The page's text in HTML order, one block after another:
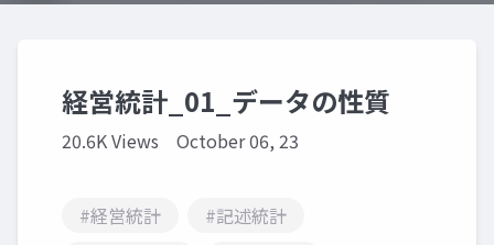
経営統計_01_データの性質
20.6K Views October 06, 23
#経営統計
#記述統計